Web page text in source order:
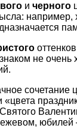
и черного
например,
не
сочетание
«цвета